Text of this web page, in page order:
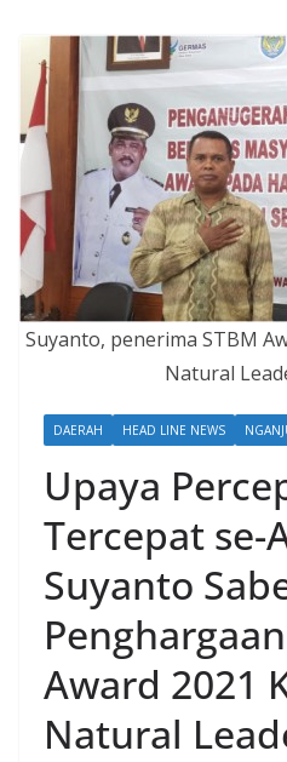
Suyanto, penerima STBM
Natural
DAERAH HEAD LINE NEWS
Upaya
Tercepat se-
Suyanto
Award 2021
Natural